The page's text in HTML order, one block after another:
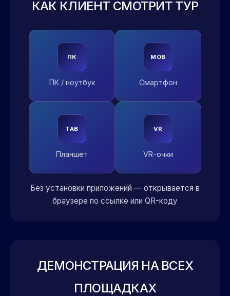
КАК КЛИЕНТ СМОТРИТ ТУР
ПК
ПК / ноутбук
MOB
Смартфон
TAB
Планшет
VR
VR-очки
Без установки приложений — открывается в
браузере по ссылке или QR-коду
ДЕМОНСТРАЦИЯ НА ВСЕХ
ПЛОЩАДКАХ